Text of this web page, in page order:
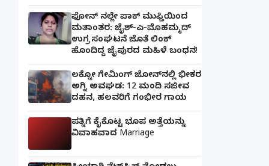
ಫೋನ್ ನಲ್ಲೇ ಪಾಕ್ ಮುಫ್ತಿಯಿಂದ
ಮತಾಂತರ: ಜೈಶ್-ಎ-ಮೊಹಮ್ಮದ್
ಉಗ್ರ ಸಂಘಟನೆ ಜೊತೆ ಲಿಂಕ್
ಹೊಂದಿದ್ದ ಜೈಪುರದ ಮಹಿಳೆ ಬಂಧನ!
ಲಕ್ನೋ ಗೇಮಿಂಗ್ ಜೋನ್‌ನಲ್ಲಿ ಭೀಕರ
ಅಗ್ನಿ ಅವಘಡ: 12 ಮಂದಿ ಸಜೀವ
ದಹನ, ಹಲವರಿಗೆ ಗಂಭೀರ ಗಾಯ
ಪತ್ನಿಗೆ ಕೈಕೊಟ್ಟ ಭೂಪ ಅತ್ತೆಯನ್ನು
ವಿವಾಹವಾದ Marriage